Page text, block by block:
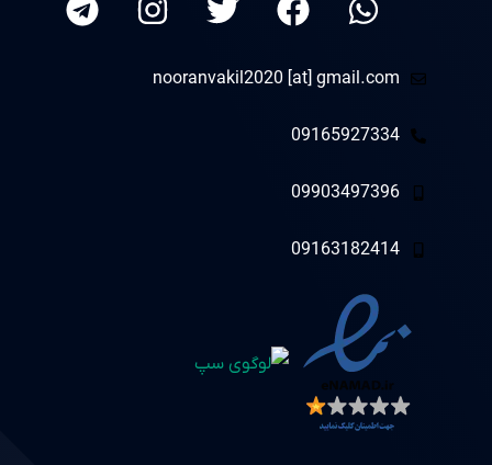
nooranvakil2020 [at] gmail.com
09165927334
09903497396
09163182414